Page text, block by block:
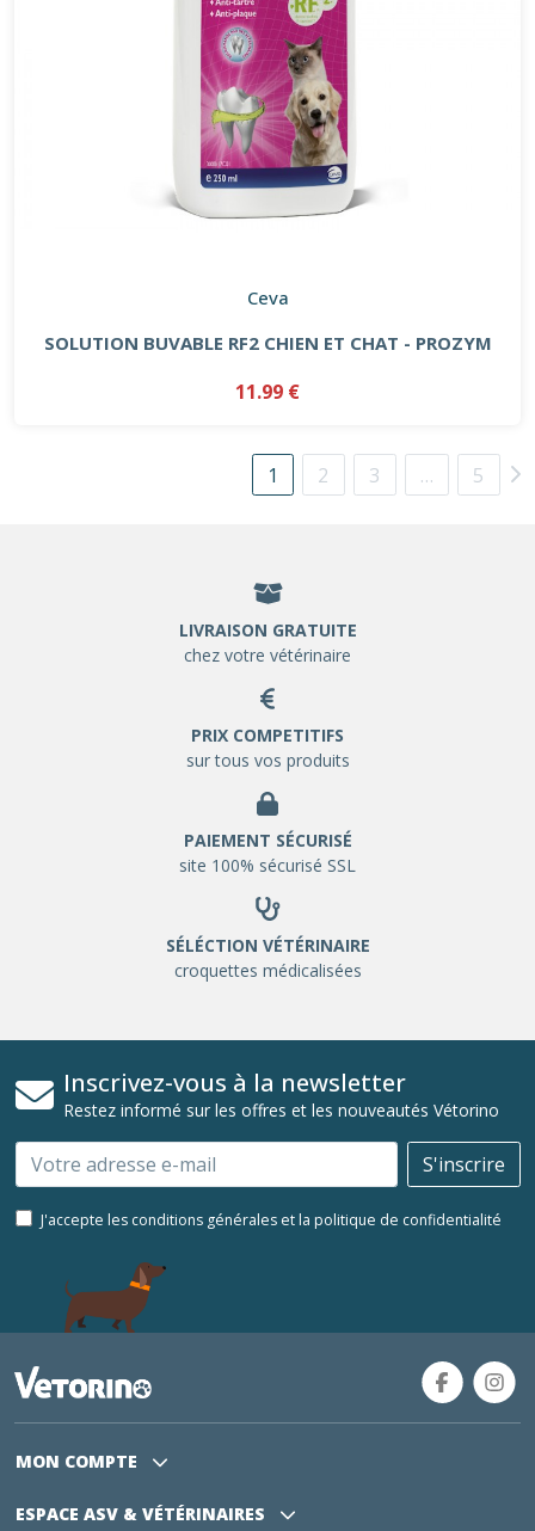
Ceva
SOLUTION BUVABLE RF2 CHIEN ET CHAT - PROZYM
11.99 €
1 2 3 … 5
LIVRAISON GRATUITE
chez votre vétérinaire
PRIX COMPETITIFS
sur tous vos produits
PAIEMENT SÉCURISÉ
site 100% sécurisé SSL
SÉLÉCTION VÉTÉRINAIRE
croquettes médicalisées
Inscrivez-vous à la newsletter
Restez informé sur les offres et les nouveautés Vétorino
Email S'inscrire
J'accepte les conditions générales et la politique de confidentialité
MON COMPTE
ESPACE ASV & VÉTÉRINAIRES